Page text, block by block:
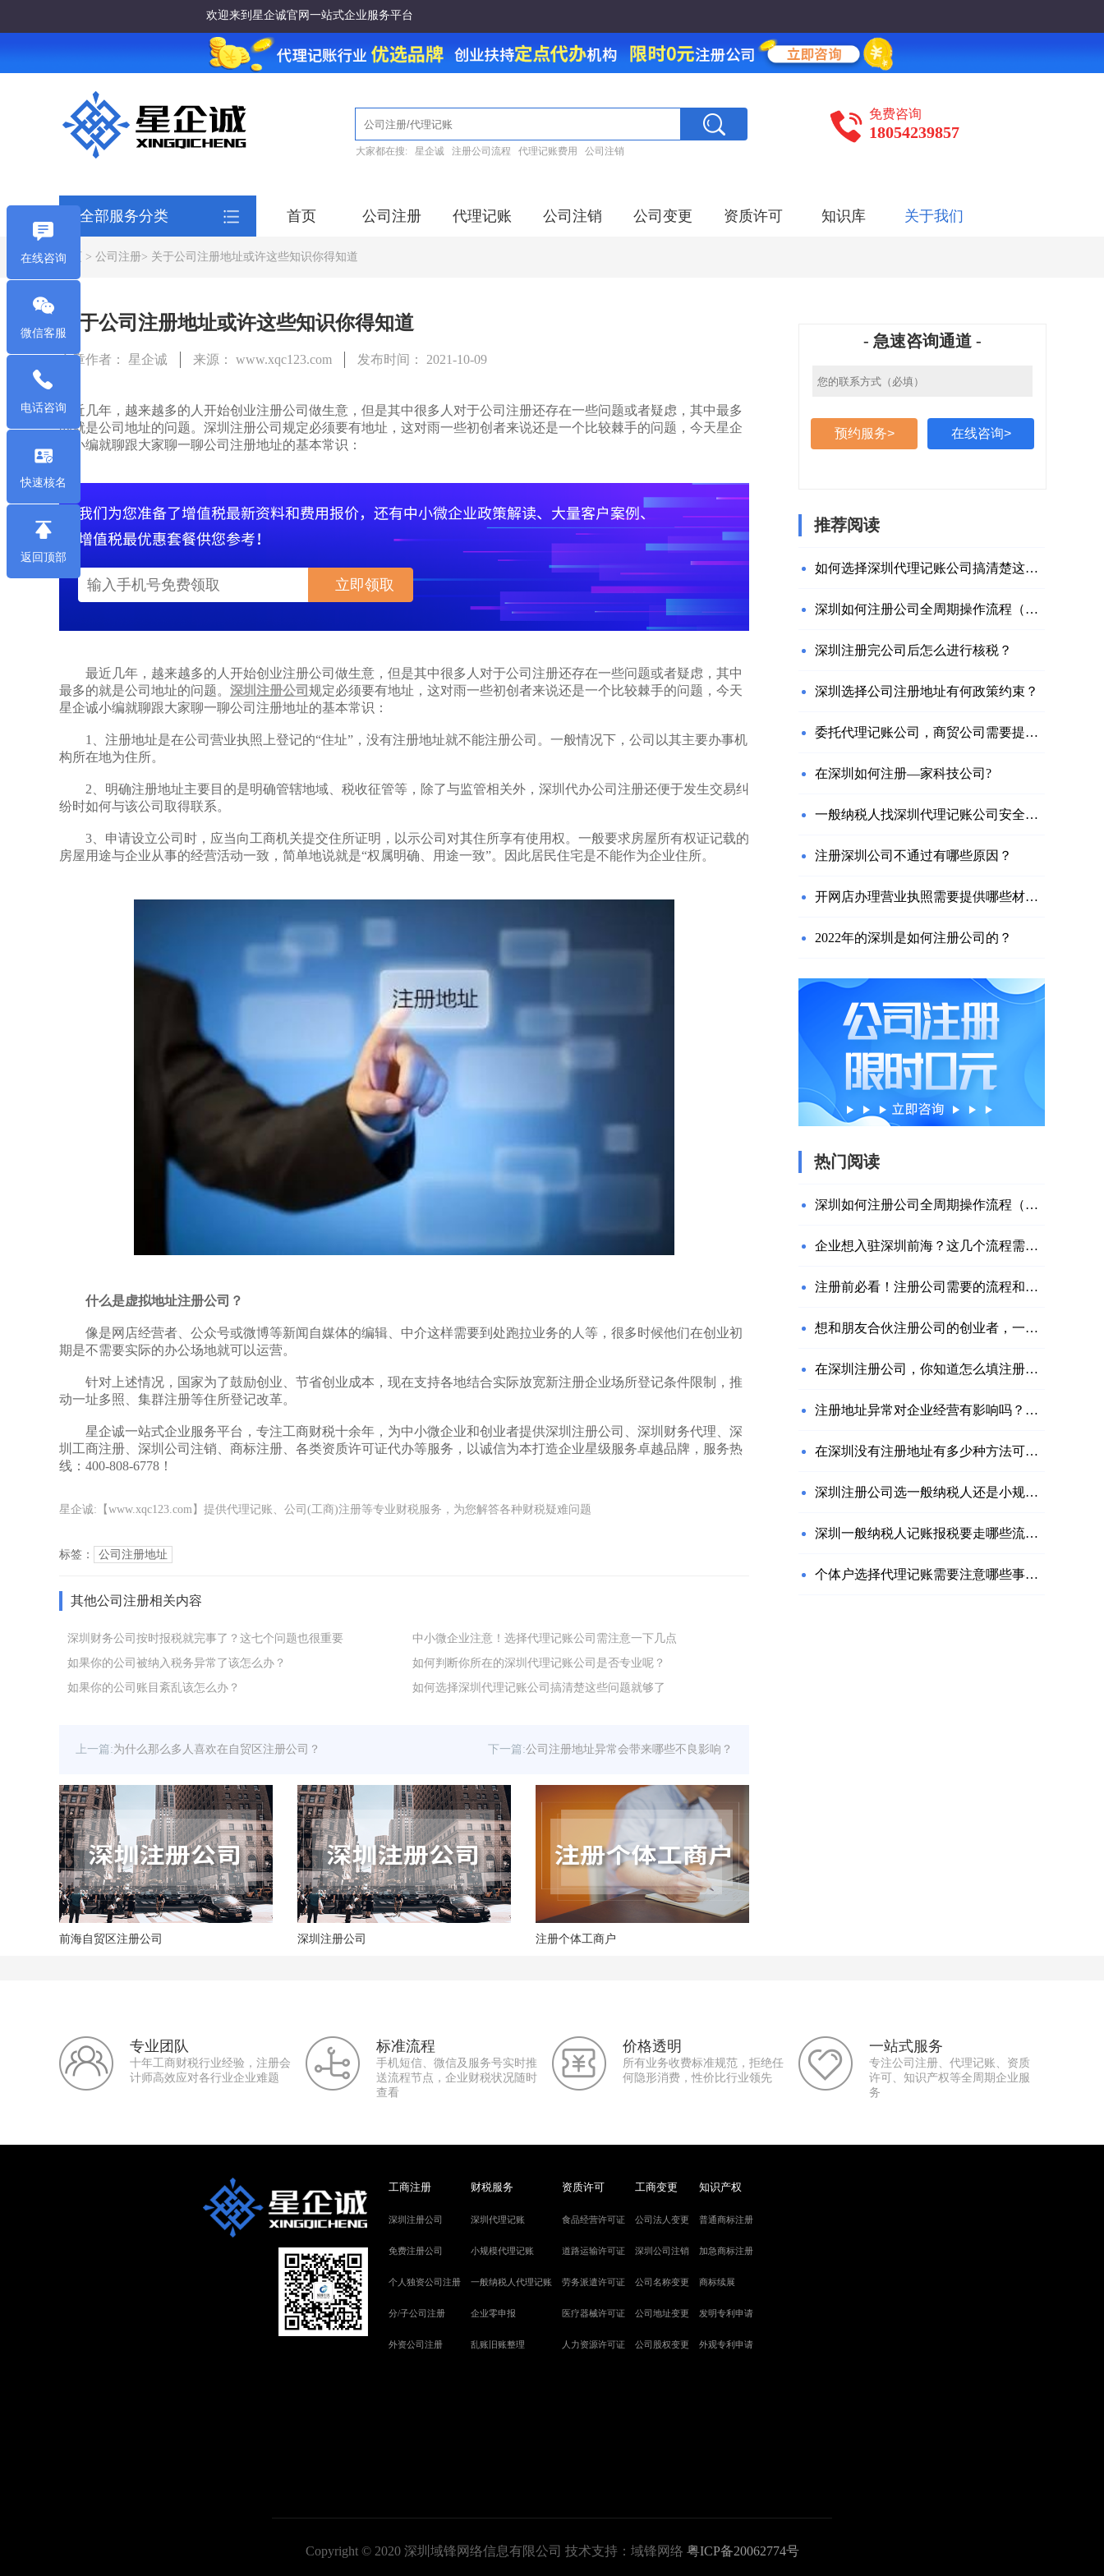
欢迎来到星企诚官网一站式企业服务平台
大家都在搜: 星企诚 注册公司流程 代理记账费用 公司注销
免费咨询
18054239857
全部服务分类 首页 公司注册 代理记账 公司注销 公司变更 资质许可 知识库 关于我们
在线咨询
微信客服
电话咨询
快速核名
返回顶部
首页 > 公司注册> 关于公司注册地址或许这些知识你得知道
关于公司注册地址或许这些知识你得知道
文章作者： 星企诚 来源： www.xqc123.com 发布时间： 2021-10-09
最近几年，越来越多的人开始创业注册公司做生意，但是其中很多人对于公司注册还存在一些问题或者疑虑，其中最多
的就是公司地址的问题。深圳注册公司规定必须要有地址，这对雨一些初创者来说还是一个比较棘手的问题，今天星企
诚小编就聊跟大家聊一聊公司注册地址的基本常识：
立即领取
最近几年，越来越多的人开始创业注册公司做生意，但是其中很多人对于公司注册还存在一些问题或者疑虑，其中
最多的就是公司地址的问题。 深圳注册公司 规定必须要有地址，这对雨一些初创者来说还是一个比较棘手的问题，今天
星企诚小编就聊跟大家聊一聊公司注册地址的基本常识：
1、注册地址是在公司营业执照上登记的“住址”，没有注册地址就不能注册公司。一般情况下，公司以其主要办事机
构所在地为住所。
2、明确注册地址主要目的是明确管辖地域、税收征管等，除了与监管相关外，深圳代办公司注册还便于发生交易纠
纷时如何与该公司取得联系。
3、申请设立公司时，应当向工商机关提交住所证明，以示公司对其住所享有使用权。一般要求房屋所有权证记载的
房屋用途与企业从事的经营活动一致，简单地说就是“权属明确、用途一致”。因此居民住宅是不能作为企业住所。
什么是虚拟地址注册公司？
像是网店经营者、公众号或微博等新闻自媒体的编辑、中介这样需要到处跑拉业务的人等，很多时候他们在创业初
期是不需要实际的办公场地就可以运营。
针对上述情况，国家为了鼓励创业、节省创业成本，现在支持各地结合实际放宽新注册企业场所登记条件限制，推
动一址多照、集群注册等住所登记改革。
星企诚一站式企业服务平台，专注工商财税十余年，为中小微企业和创业者提供深圳注册公司、深圳财务代理、深
圳工商注册、深圳公司注销、商标注册、各类资质许可证代办等服务，以诚信为本打造企业星级服务卓越品牌，服务热
线：400-808-6778！
星企诚:【www.xqc123.com】提供代理记账、公司(工商)注册等专业财税服务，为您解答各种财税疑难问题
标签： 公司注册地址
其他公司注册相关内容
深圳财务公司按时报税就完事了？这七个问题也很重要
如果你的公司被纳入税务异常了该怎么办？
如果你的公司账目紊乱该怎么办？
中小微企业注意！选择代理记账公司需注意一下几点
如何判断你所在的深圳代理记账公司是否专业呢？
如何选择深圳代理记账公司搞清楚这些问题就够了
上一篇:为什么那么多人喜欢在自贸区注册公司？ 下一篇:公司注册地址异常会带来哪些不良影响？
前海自贸区注册公司 深圳注册公司 注册个体工商户
- 急速咨询通道 -
预约服务> 在线咨询>
推荐阅读
如何选择深圳代理记账公司搞清楚这些问题就够了
深圳如何注册公司全周期操作流程（附网址）
深圳注册完公司后怎么进行核税？
深圳选择公司注册地址有何政策约束？
委托代理记账公司，商贸公司需要提供什么材料？
在深圳如何注册—家科技公司?
一般纳税人找深圳代理记账公司安全吗？需要注意什么？
注册深圳公司不通过有哪些原因？
开网店办理营业执照需要提供哪些材料？
2022年的深圳是如何注册公司的？
热门阅读
深圳如何注册公司全周期操作流程（附网址）
企业想入驻深圳前海？这几个流程需要注意
注册前必看！注册公司需要的流程和材料
想和朋友合伙注册公司的创业者，一定要注意这几个问题！
在深圳注册公司，你知道怎么填注册资金吗？
注册地址异常对企业经营有影响吗？该如何解决？
在深圳没有注册地址有多少种方法可以解决？
深圳注册公司选一般纳税人还是小规模？
深圳一般纳税人记账报税要走哪些流程？
个体户选择代理记账需要注意哪些事项？
专业团队
十年工商财税行业经验，注册会
计师高效应对各行业企业难题
标准流程
手机短信、微信及服务号实时推
送流程节点，企业财税状况随时
查看
价格透明
所有业务收费标准规范，拒绝任
何隐形消费，性价比行业领先
一站式服务
专注公司注册、代理记账、资质
许可、知识产权等全周期企业服
务
Copyright © 2020 深圳域锋网络信息有限公司 技术支持：域锋网络 粤ICP备20062774号